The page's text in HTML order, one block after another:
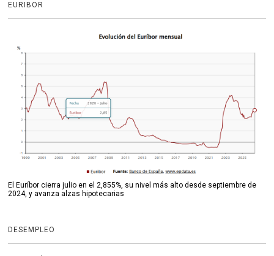
EURIBOR
El Euríbor cierra julio en el 2,855%, su nivel más alto desde septiembre de
2024, y avanza alzas hipotecarias
DESEMPLEO